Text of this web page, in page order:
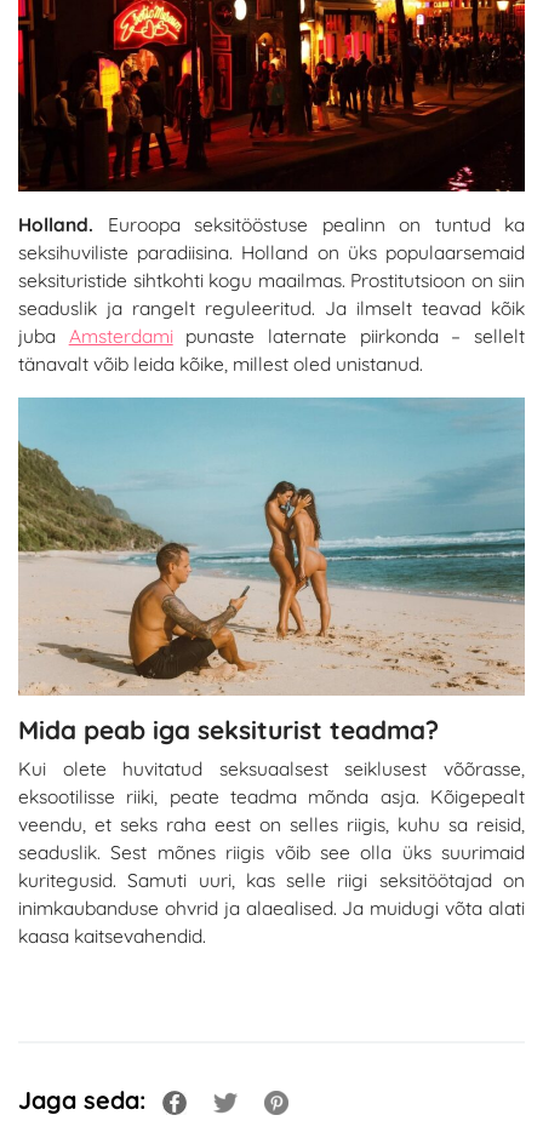
Holland. Euroopa seksitööstuse pealinn on tuntud ka
seksihuviliste paradiisina. Holland on üks populaarsemaid
seksituristide sihtkohti kogu maailmas. Prostitutsioon on siin
seaduslik ja rangelt reguleeritud. Ja ilmselt teavad kõik
juba Amsterdamipunaste laternate piirkonda – sellelt
tänavalt võib leida kõike, millest oled unistanud.
Mida peab iga seksiturist teadma?
Kui olete huvitatud seksuaalsest seiklusest võõrasse,
eksootilisse riiki, peate teadma mõnda asja. Kõigepealt
veendu, et seks raha eest on selles riigis, kuhu sa reisid,
seaduslik. Sest mõnes riigis võib see olla üks suurimaid
kuritegusid. Samuti uuri, kas selle riigi seksitöötajad on
inimkaubanduse ohvrid ja alaealised. Ja muidugi võta alati
kaasa kaitsevahendid.
Jaga seda: